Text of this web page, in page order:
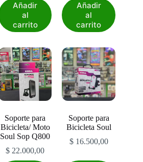
Añadir
al
carrito
Añadir
al
carrito
Soporte para
Bicicleta/ Moto
Soul Sop Q800
$ 22.000,00
Soporte para
Bicicleta Soul
$16.500,00